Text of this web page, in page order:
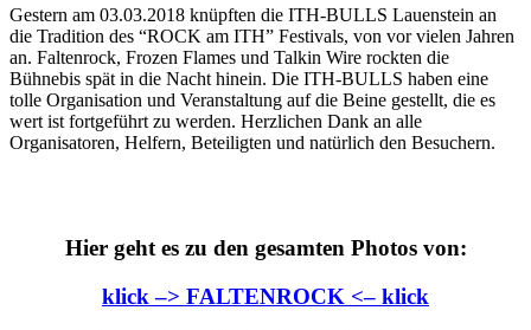
Gestern am 03.03.2018 knüpften die ITH-BULLS Lauenstein an
die Tradition des “ROCK am ITH” Festivals, von vor vielen Jahren
an. Faltenrock, Frozen Flames und Talkin Wire rockten die
Bühnebis spät in die Nacht hinein. Die ITH-BULLS haben eine
tolle Organisation und Veranstaltung auf die Beine gestellt, die es
wert ist fortgeführt zu werden. Herzlichen Dank an alle
Organisatoren, Helfern, Beteiligten und natürlich den Besuchern.
Hier geht es zu den gesamten Photos von:
klick –> FALTENROCK <– klick